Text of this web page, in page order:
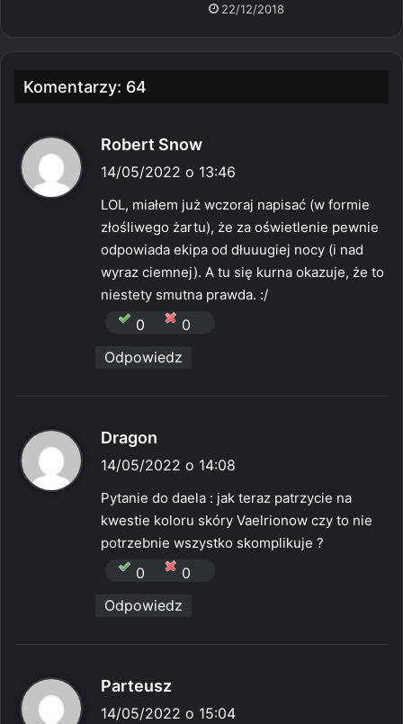
22/12/2018
Komentarzy: 64
Robert Snow
i
z
e
14/05/2022 o 13:46
LOL, miałem już wczoraj napisać (w formie
złośliwego żartu), że za oświetlenie pewnie
odpowiada ekipa od dłuuugiej nocy (i nad
wyraz ciemnej). A tu się kurna okazuje, że to
niestety smutna prawda. :/
0
0
Odpowiedz
Dragon
i
e
14/05/2022 o 14:08
Pytanie do daela : jak teraz patrzycie na
kwestie koloru skóry Vaelrionow czy to nie
potrzebnie wszystko skomplikuje ?
0
0
Odpowiedz
Parteusz
i
14/05/2022 o 15:04